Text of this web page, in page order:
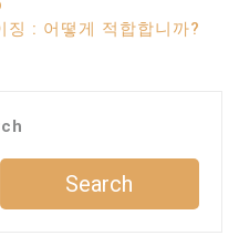
: 어떻게 적합합니까?
Search